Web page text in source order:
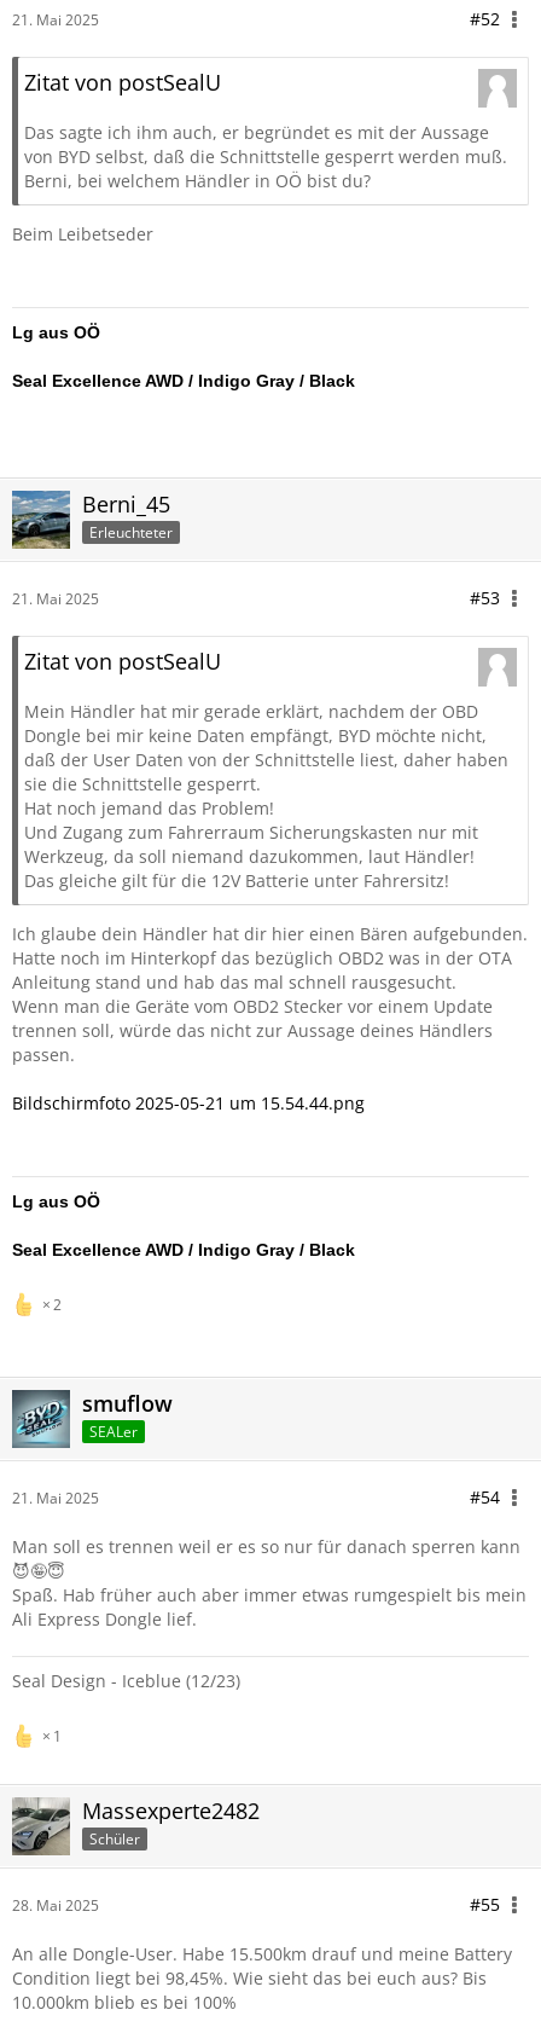
21. Mai 2025 #52
Zitat von postSealU
Das sagte ich ihm auch, er begründet es mit der Aussage
von BYD selbst, daß die Schnittstelle gesperrt werden muß.
Berni, bei welchem Händler in OÖ bist du?
Beim Leibetseder
Lg aus OÖ
Seal Excellence AWD / Indigo Gray / Black
Berni_45
Erleuchteter
21. Mai 2025 #53
Zitat von postSealU
Mein Händler hat mir gerade erklärt, nachdem der OBD
Dongle bei mir keine Daten empfängt, BYD möchte nicht,
daß der User Daten von der Schnittstelle liest, daher haben
sie die Schnittstelle gesperrt.
Hat noch jemand das Problem!
Und Zugang zum Fahrerraum Sicherungskasten nur mit
Werkzeug, da soll niemand dazukommen, laut Händler!
Das gleiche gilt für die 12V Batterie unter Fahrersitz!
Ich glaube dein Händler hat dir hier einen Bären aufgebunden.
Hatte noch im Hinterkopf das bezüglich OBD2 was in der OTA
Anleitung stand und hab das mal schnell rausgesucht.
Wenn man die Geräte vom OBD2 Stecker vor einem Update
trennen soll, würde das nicht zur Aussage deines Händlers
passen.
Bildschirmfoto 2025-05-21 um 15.54.44.png
Lg aus OÖ
Seal Excellence AWD / Indigo Gray / Black
2
smuflow
SEALer
21. Mai 2025 #54
Man soll es trennen weil er es so nur für danach sperren kann
😈🤪😇
Spaß. Hab früher auch aber immer etwas rumgespielt bis mein
Ali Express Dongle lief.
Seal Design - Iceblue (12/23)
1
Massexperte2482
Schüler
28. Mai 2025 #55
An alle Dongle-User. Habe 15.500km drauf und meine Battery
Condition liegt bei 98,45%. Wie sieht das bei euch aus? Bis
10.000km blieb es bei 100%